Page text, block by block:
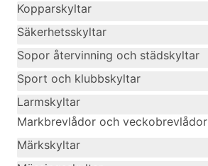
Kopparskyltar
Säkerhetsskyltar
Sopor återvinning och städskyltar
Sport och klubbskyltar
Larmskyltar
Markbrevlådor och veckobrevlådor
Märkskyltar